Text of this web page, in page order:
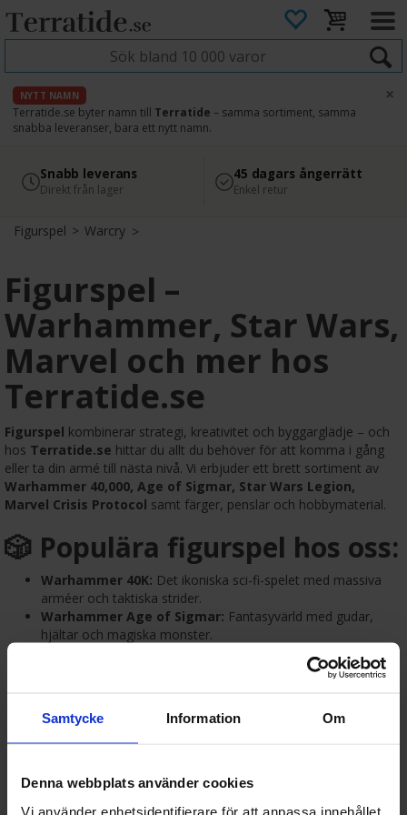
Samtycke Information Om
Denna webbplats använder cookies
Vi använder enhetsidentifierare för att anpassa innehållet
NYTT NAMN
Terratide.se byter namn till Terratide – samma sortiment, samma
snabba leveranser, bara ett nytt namn.
×
4.8
Läs omdömen på Google
Säker betalning
med Svea
Snabb leverans
Direkt från lager
45 dagars ångerrätt
Enkel retur
Figurspel>Warcry
Figurspel –
Warhammer, Star Wars,
Marvel och mer hos
Terratide.se
Figurspel kombinerar strategi, kreativitet och byggarglädje – och
hos Terratide.se hittar du allt du behöver för att komma i gång
eller ta din armé till nästa nivå. Vi erbjuder ett brett sortiment av
Warhammer 40,000, Age of Sigmar, Star Wars Legion,
Marvel Crisis Protocol samt färger, penslar och hobbymaterial.
🎲 Populära figurspel hos oss:
Warhammer 40K: Det ikoniska sci-fi-spelet med massiva
arméer och taktiska strider.
Warhammer Age of Sigmar: Fantasyvärld med gudar,
hjältar och magiska monster.
Led ikoniska trupper från galaxen långt,
🎨 Färg, verktyg och tillbehör:
Målarfärg och penslar:Citadel, Vallejo, Army Painter och